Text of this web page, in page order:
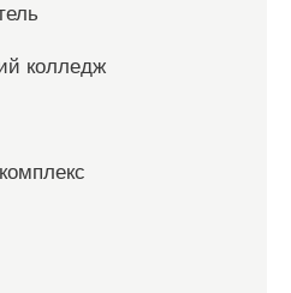
колледж